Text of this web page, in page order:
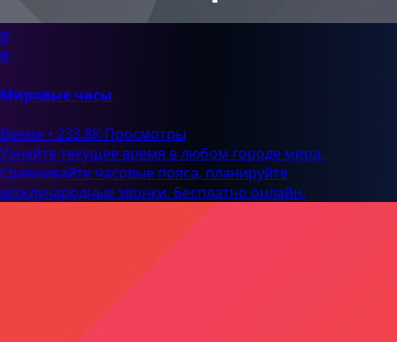
🌐
🌐
Мировые часы
Время • 233.8K Просмотры
Узнайте текущее время в любом городе мира.
Сравнивайте часовые пояса, планируйте
международные звонки. Бесплатно онлайн.